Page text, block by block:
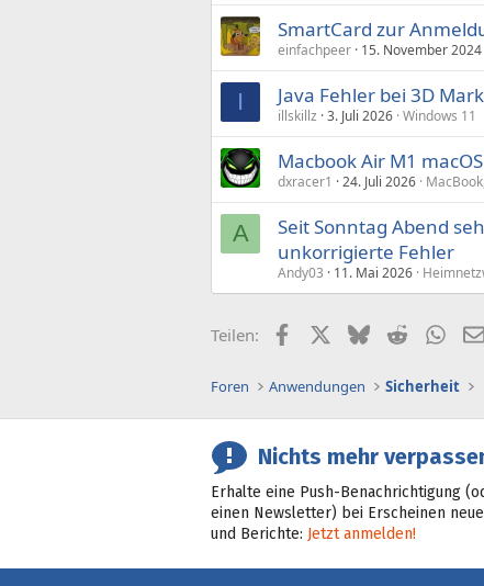
SmartCard zur
einfachpeer 15. November 2024
I Java Fehler bei 3D Mark
illskillz 3. Juli 2026 Windows 11
Macbook Air M1
dxracer1 24. Juli 2026
A
Seit Sonntag Abend
unkorrigierte Fehler
Andy03 11. Mai 2026
Teilen: FacebookX (Twitter)
BlueskyReddit
Foren Anwendungen Sicherheit
Nichts mehr
Erhalte eine Push-Benachrichtigung
einen Newsletter) bei Erscheinen
und Berichte: Jetzt anmelden!